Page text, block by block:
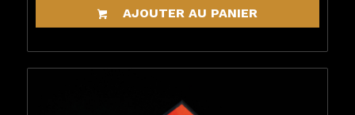
AJOUTER AU PANIER